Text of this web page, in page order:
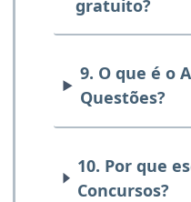
gratuito?
9. O que é o
Questões?
10. Por que
Concursos?